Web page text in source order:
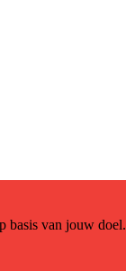
basis van jouw doel.